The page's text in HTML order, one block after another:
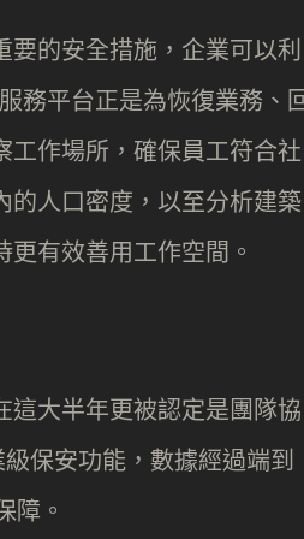
的安全措施，企業可以利
務平台正是為恢復業務、
工作場所，確保員工符合社
的人口密度，以至分析建築
有效善用工作空間。
這大半年更被認定是團隊協
保安功能，數據經過端到
障。